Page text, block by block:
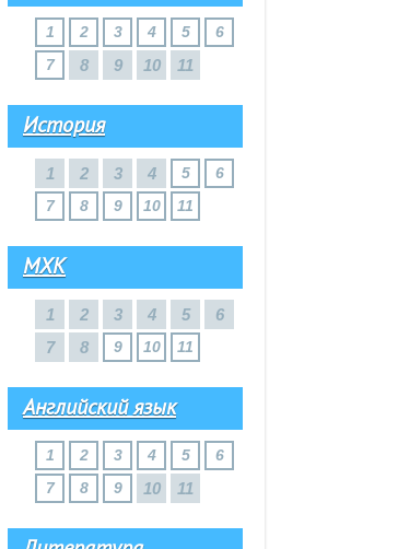
1 2 3 4 5
6
7
8 9 10 11
История
1 2 3 4 5
6
7
8 9 10 11
МХК
1 2 3 4 5
6
7
8 9 10 11
Английский язык
1 2 3 4 5
6
7
8 9 10 11